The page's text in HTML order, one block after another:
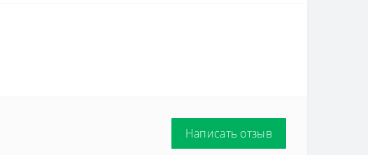
Написать отзыв